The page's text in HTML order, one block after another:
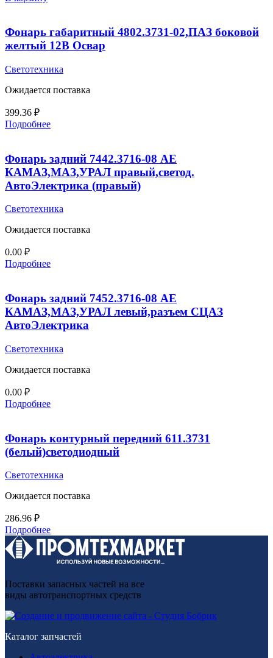
Фонарь габаритный 4802.3731-02,ПАЗ боковой
желтый 12В Освар
Светотехника
Ожидается поставка
399.36 ₽
Подробнее
Фонарь задний 7442.3716-08 AE
КАМАЗ,МАЗ,УРАЛ правый,светод.
АвтоЭлектрика (правый)
Светотехника
Ожидается поставка
0.00 ₽
Подробнее
Фонарь задний 7452.3716-08 AE
КАМАЗ,МАЗ,УРАЛ левый,разъем СЦАЗ
АвтоЭлектрика
Светотехника
Ожидается поставка
0.00 ₽
Подробнее
Фонарь контурный передний 611.3731
(белый)светодиодный
Светотехника
Ожидается поставка
286.96 ₽
Подробнее
Поставки запасных частей на все
виды автотранспортных средств
Каталог запчастей